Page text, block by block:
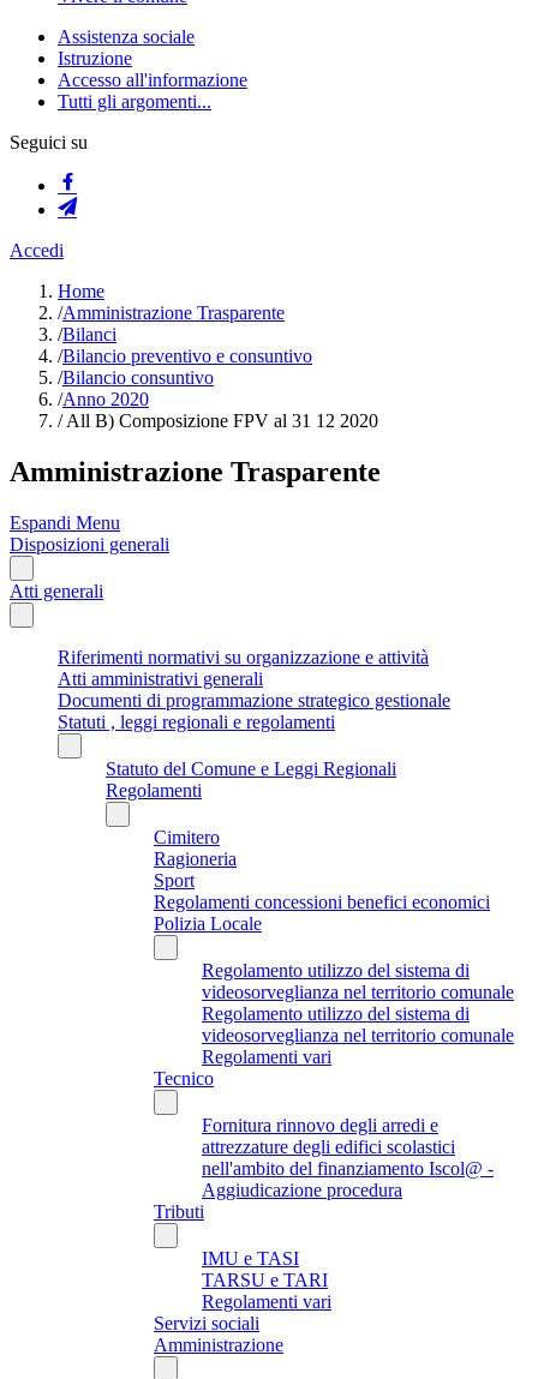
Assistenza sociale
Istruzione
Accesso all'informazione
Tutti gli argomenti...
Seguici su
Accedi
Home
/Amministrazione Trasparente
/Bilanci
/Bilancio preventivo e consuntivo
/Bilancio consuntivo
/Anno 2020
/All B) Composizione FPV al 31 12 2020
Amministrazione Trasparente
Espandi Menu
Disposizioni generali
Atti generali
Riferimenti normativi su organizzazione e attività
Atti amministrativi generali
Documenti di programmazione strategico gestionale
Statuti , leggi regionali e regolamenti
Statuto del Comune e Leggi Regionali
Regolamenti
Cimitero
Ragioneria
Sport
Regolamenti concessioni benefici economici
Polizia Locale
Regolamento utilizzo del sistema di
videosorveglianza nel territorio comunale
Regolamento utilizzo del sistema di
videosorveglianza nel territorio comunale
Regolamenti vari
Tecnico
Fornitura rinnovo degli arredi e
attrezzature degli edifici scolastici
nell'ambito del finanziamento Iscol@ -
Aggiudicazione procedura
Tributi
IMU e TASI
TARSU e TARI
Regolamenti vari
Servizi sociali
Amministrazione